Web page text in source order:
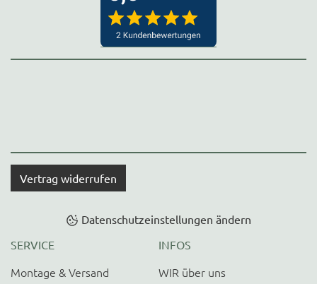
Vertrag widerrufen
Datenschutzeinstellungen ändern
SERVICE
Montage & Versand
INFOS
WIR über uns